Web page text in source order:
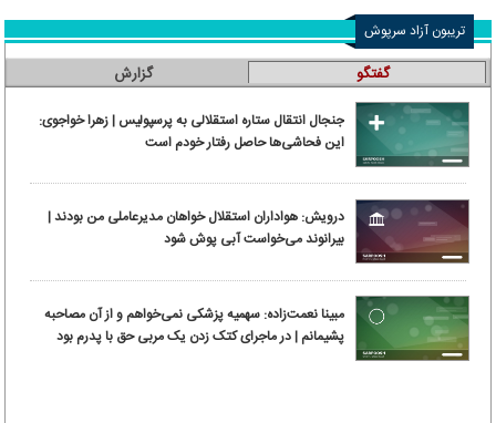
تریبون آزاد سرپوش
گفتگو گزارش
جنجال انتقال ستاره استقلالی به پرسپولیس | زهرا خواجوی:
این فحاشی‌ها حاصل رفتار خودم است
درویش: هواداران استقلال خواهان مدیرعاملی من بودند |
بیرانوند می‌خواست آبی پوش شود
مبینا نعمت‌زاده: سهمیه پزشکی نمی‌خواهم و از آن مصاحبه
پشیمانم | در ماجرای کتک زدن یک مربی حق با پدرم بود